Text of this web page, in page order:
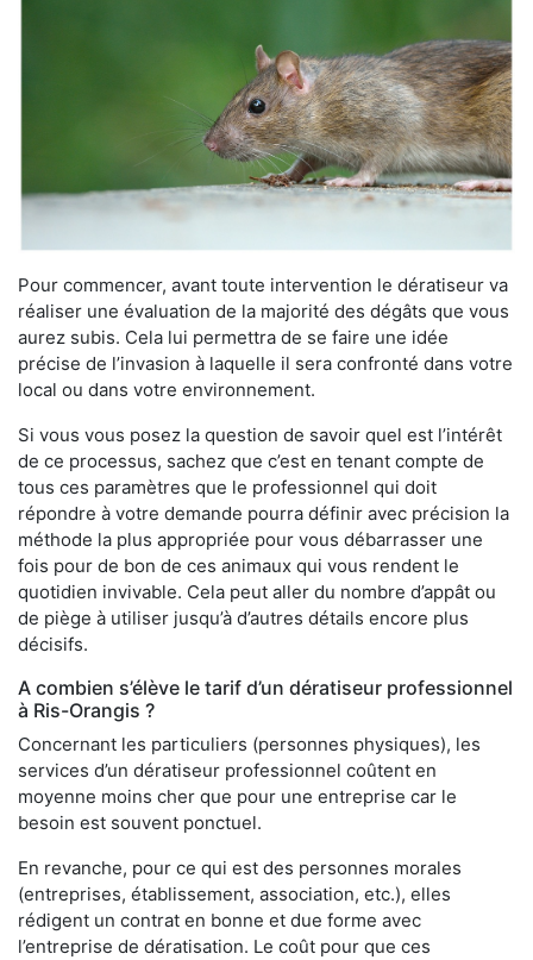
Pour commencer, avant toute intervention le dératiseur va
réaliser une évaluation de la majorité des dégâts que vous
aurez subis. Cela lui permettra de se faire une idée
précise de l’invasion à laquelle il sera confronté dans votre
local ou dans votre environnement.
Si vous vous posez la question de savoir quel est l’intérêt
de ce processus, sachez que c’est en tenant compte de
tous ces paramètres que le professionnel qui doit
répondre à votre demande pourra définir avec précision la
méthode la plus appropriée pour vous débarrasser une
fois pour de bon de ces animaux qui vous rendent le
quotidien invivable. Cela peut aller du nombre d’appât ou
de piège à utiliser jusqu’à d’autres détails encore plus
décisifs.
A combien s’élève le tarif d’un dératiseur professionnel
à Ris-Orangis ?
Concernant les particuliers (personnes physiques), les
services d’un dératiseur professionnel coûtent en
moyenne moins cher que pour une entreprise car le
besoin est souvent ponctuel.
En revanche, pour ce qui est des personnes morales
(entreprises, établissement, association, etc.), elles
rédigent un contrat en bonne et due forme avec
l’entreprise de dératisation. Le coût pour que ces